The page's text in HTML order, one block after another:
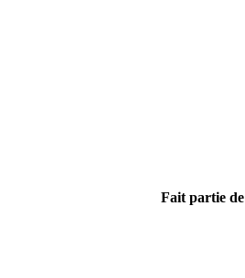
Fait partie de